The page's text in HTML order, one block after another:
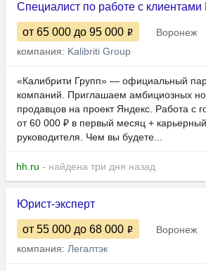
Специалист по работе с клиентами
от 65 000 до 95 000
Воронеж
компания: Kalibriti Group
«Калибрити Групп» — официальный
компаний. Приглашаем амбициозных
продавцов на проект Яндекс. Работа с
от 60 000 ₽ в первый месяц +
руководителя. Чем вы будете...
hh.ru - найдена три дня назад
Юрист-эксперт
от 55 000 до 68 000
Воронеж
компания: Легалтэк